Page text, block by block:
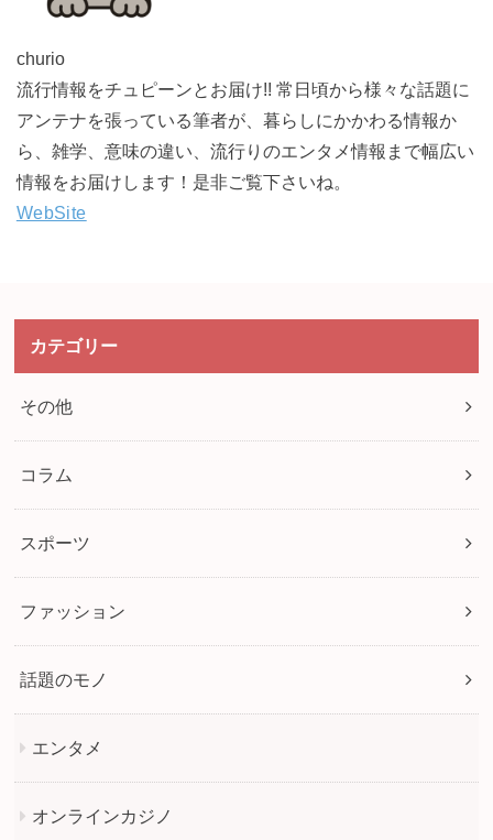
churio
流行情報をチュピーンとお届け!! 常日頃から様々な話題に
アンテナを張っている筆者が、暮らしにかかわる情報か
ら、雑学、意味の違い、流行りのエンタメ情報まで幅広い
情報をお届けします！是非ご覧下さいね。
WebSite
カテゴリー
その他
コラム
スポーツ
ファッション
話題のモノ
エンタメ
オンラインカジノ